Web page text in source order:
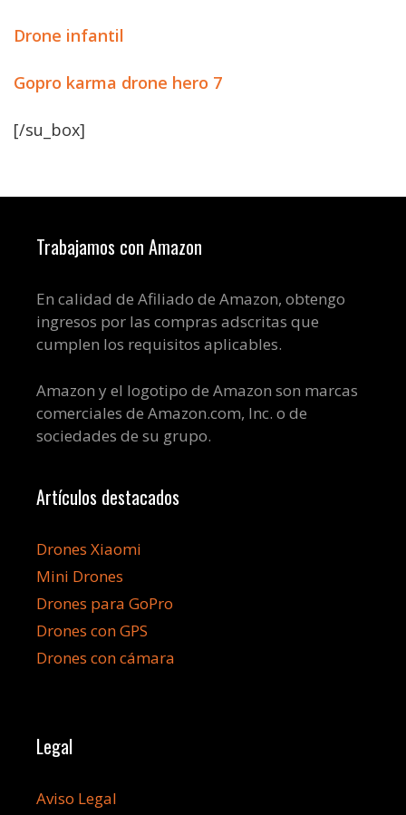
Drone infantil
Gopro karma drone hero 7
[/su_box]
Trabajamos con Amazon
En calidad de Afiliado de Amazon, obtengo
ingresos por las compras adscritas que
cumplen los requisitos aplicables.
Amazon y el logotipo de Amazon son marcas
comerciales de Amazon.com, Inc. o de
sociedades de su grupo.
Artículos destacados
Drones Xiaomi
Mini Drones
Drones para GoPro
Drones con GPS
Drones con cámara
Legal
Aviso Legal